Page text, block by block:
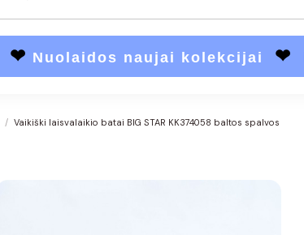
❤ Nuolaidos naujai kolekcijai ❤
Vaikiški laisvalaikio batai BIG STAR KK374058 baltos spalvos